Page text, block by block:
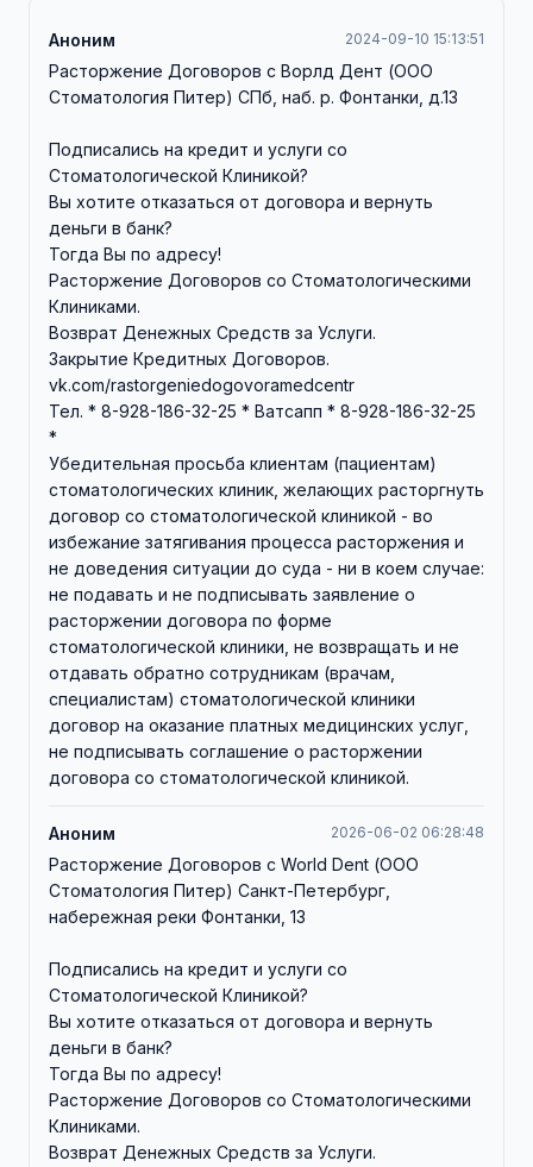
Аноним 2024-09-10 15:13:51
Расторжение Договоров с Ворлд Дент (ООО
Стоматология Питер) СПб, наб. р. Фонтанки, д.13
Подписались на кредит и услуги со
Стоматологической Клиникой?
Вы хотите отказаться от договора и вернуть
деньги в банк?
Тогда Вы по адресу!
Расторжение Договоров со Стоматологическими
Клиниками.
Возврат Денежных Средств за Услуги.
Закрытие Кредитных Договоров.
vk.com/rastorgeniedogovoramedcentr
Тел. * 8-928-186-32-25 * Ватсапп * 8-928-186-32-25
*
Убедительная просьба клиентам (пациентам)
стоматологических клиник, желающих расторгнуть
договор со стоматологической клиникой - во
избежание затягивания процесса расторжения и
не доведения ситуации до суда - ни в коем случае:
не подавать и не подписывать заявление о
расторжении договора по форме
стоматологической клиники, не возвращать и не
отдавать обратно сотрудникам (врачам,
специалистам) стоматологической клиники
договор на оказание платных медицинских услуг,
не подписывать соглашение о расторжении
договора со стоматологической клиникой.
Аноним 2026-06-02 06:28:48
Расторжение Договоров с World Dent (ООО
Стоматология Питер) Санкт-Петербург,
набережная реки Фонтанки, 13
Подписались на кредит и услуги со
Стоматологической Клиникой?
Вы хотите отказаться от договора и вернуть
деньги в банк?
Тогда Вы по адресу!
Расторжение Договоров со Стоматологическими
Клиниками.
Возврат Денежных Средств за Услуги.